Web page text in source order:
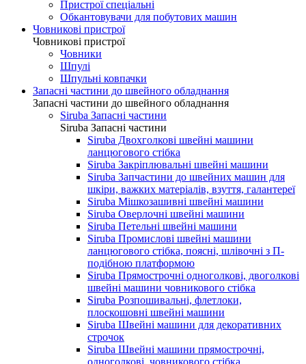
Пристрої спеціальні
Обкантовувачи для побутових машин
Човникові пристрої
Човникові пристрої
Човники
Шпулі
Шпульні ковпачки
Запасні частини до швейного обладнання
Запасні частини до швейного обладнання
Siruba Запасні частини
Siruba Запасні частини
Siruba Двохголкові швейні машини
ланцюгового стібка
Siruba Закріплювальні швейні машини
Siruba Запчастини до швейних машин для
шкіри, важких матеріалів, взуття, галантереї
Siruba Мішкозашивні швейні машини
Siruba Оверлочні швейні машини
Siruba Петельні швейні машини
Siruba Промислові швейні машини
ланцюгового стібка, поясні, шлівочні з П-
подібною платформою
Siruba Прямострочні одноголкові, двоголкові
швейні машини човникового стібка
Siruba Розпошивальні, флетлоки,
плоскошовні швейні машини
Siruba Швейні машини для декоративних
строчок
Siruba Швейні машини прямострочні,
одноголкові, човникового стібка